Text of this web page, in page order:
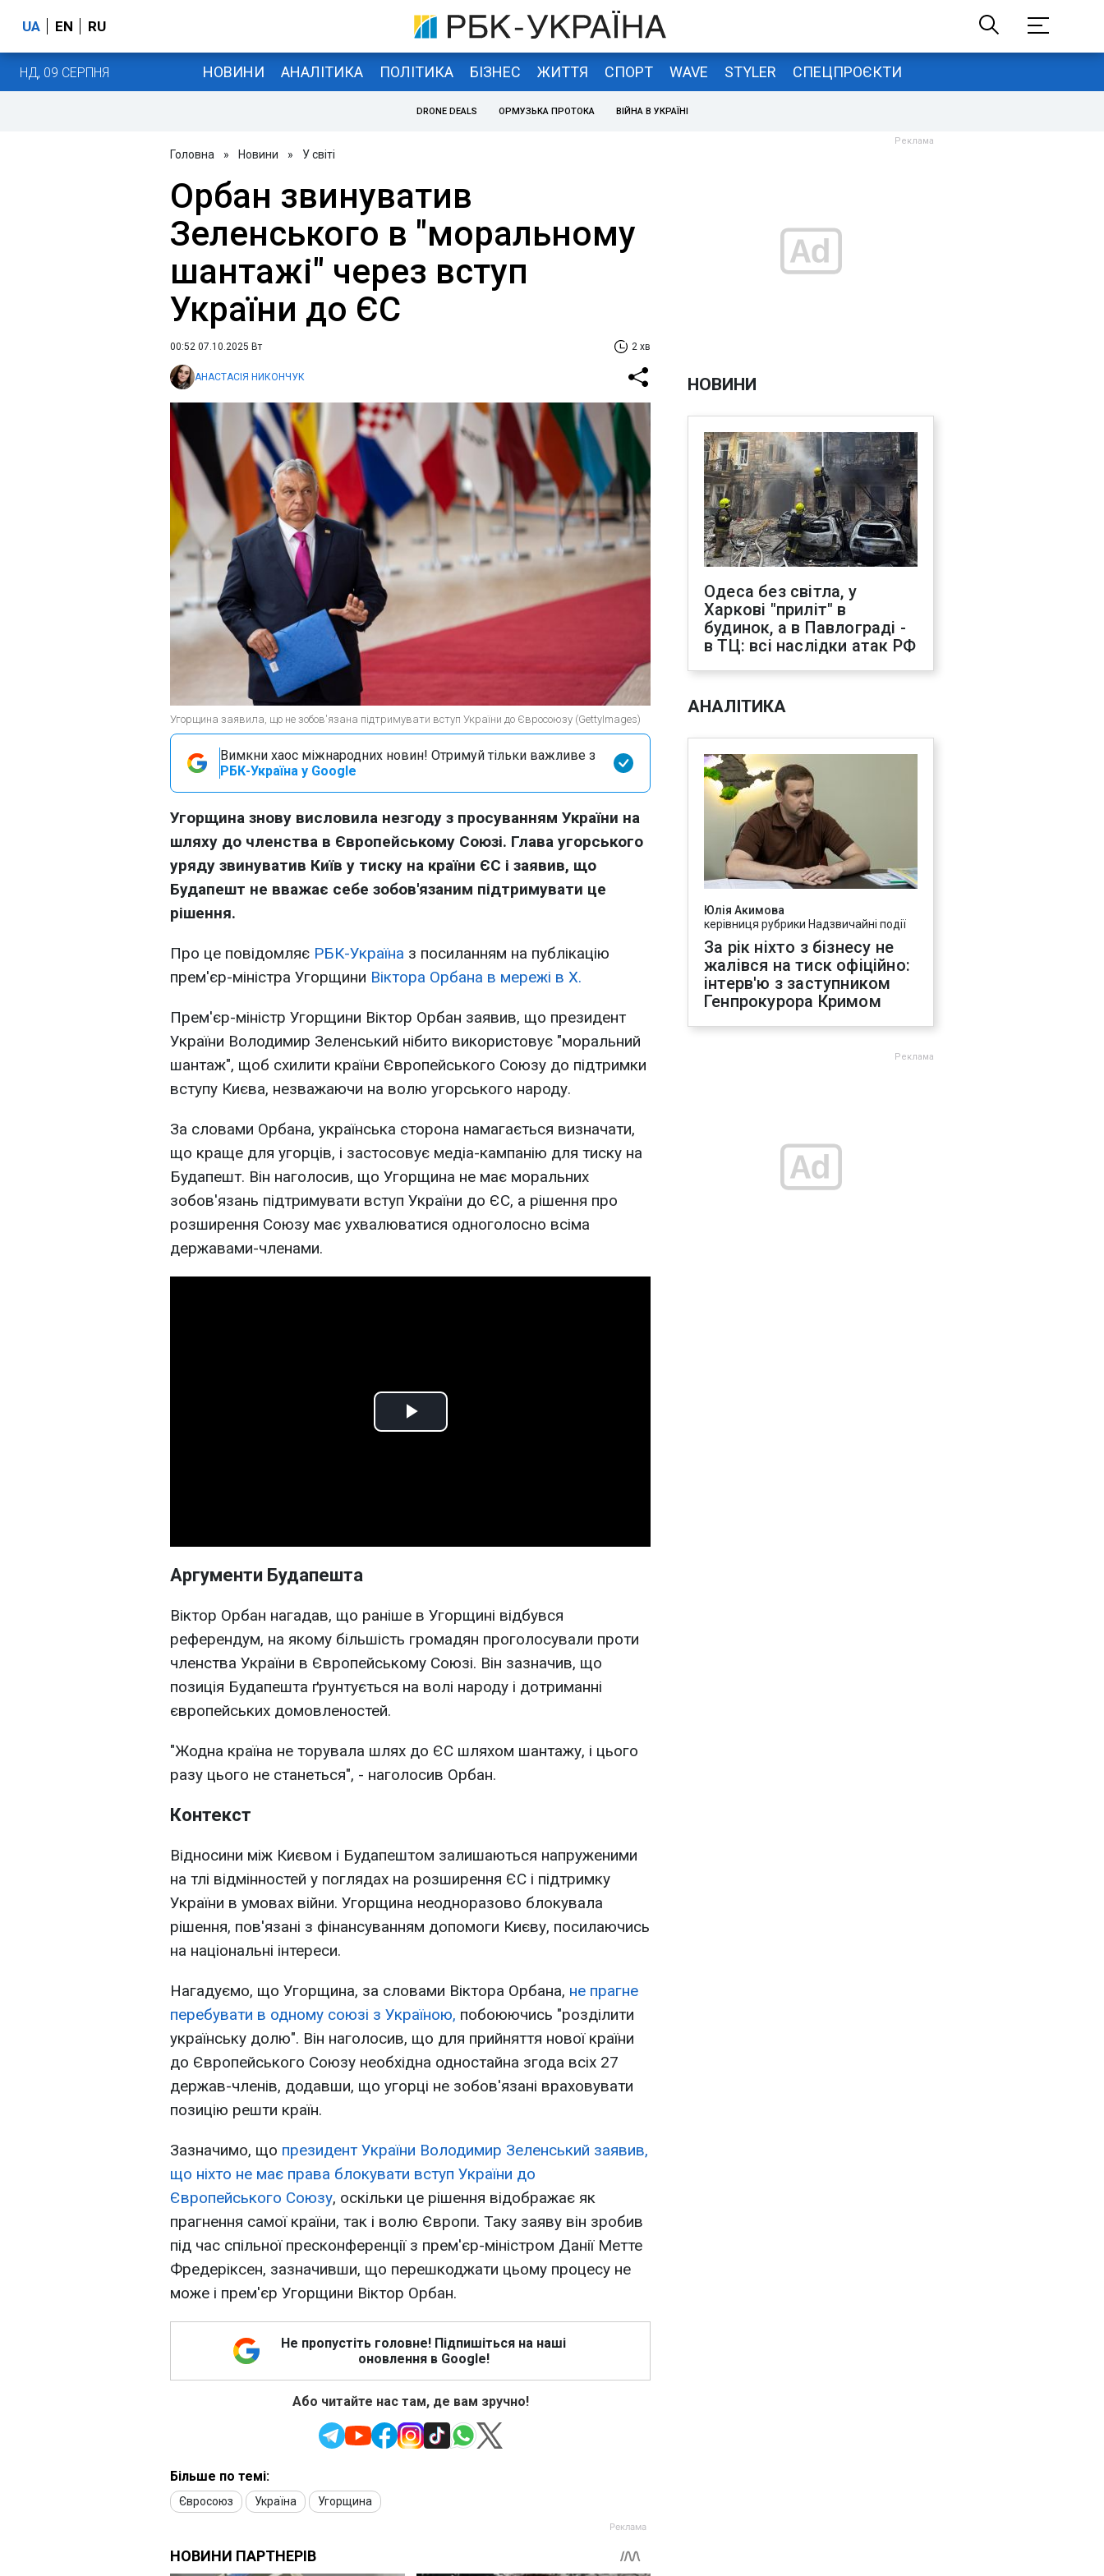
UA EN RU
НД, 09 СЕРПНЯ НОВИНИ АНАЛІТИКА ПОЛІТИКА БІЗНЕС ЖИТТЯ СПОРТ WAVE STYLER СПЕЦПРОЄКТИ
DRONE DEALS ОРМУЗЬКА ПРОТОКА ВІЙНА В УКРАЇНІ
Головна » Новини » У світі
Орбан звинуватив
Зеленського в "моральному
шантажі" через вступ
України до ЄС
00:52 07.10.2025 Вт 2 хв
АНАСТАСІЯ НИКОНЧУК
Угорщина заявила, що не зобов'язана підтримувати вступ України до Євросоюзу (GettyImages)
Вимкни хаос міжнародних новин! Отримуй тільки важливе з
РБК-Україна у Google
Угорщина знову висловила незгоду з просуванням України на
шляху до членства в Європейському Союзі. Глава угорського
уряду звинуватив Київ у тиску на країни ЄС і заявив, що
Будапешт не вважає себе зобов'язаним підтримувати це
рішення.
Про це повідомляє РБК-Україна з посиланням на публікацію
прем'єр-міністра Угорщини Віктора Орбана в мережі в Х.
Прем'єр-міністр Угорщини Віктор Орбан заявив, що президент
України Володимир Зеленський нібито використовує "моральний
шантаж", щоб схилити країни Європейського Союзу до підтримки
вступу Києва, незважаючи на волю угорського народу.
За словами Орбана, українська сторона намагається визначати,
що краще для угорців, і застосовує медіа-кампанію для тиску на
Будапешт. Він наголосив, що Угорщина не має моральних
зобов'язань підтримувати вступ України до ЄС, а рішення про
розширення Союзу має ухвалюватися одноголосно всіма
державами-членами.
Play
Аргументи Будапешта
Віктор Орбан нагадав, що раніше в Угорщині відбувся
референдум, на якому більшість громадян проголосували проти
членства України в Європейському Союзі. Він зазначив, що
позиція Будапешта ґрунтується на волі народу і дотриманні
європейських домовленостей.
"Жодна країна не торувала шлях до ЄС шляхом шантажу, і цього
разу цього не станеться", - наголосив Орбан.
Контекст
Відносини між Києвом і Будапештом залишаються напруженими
на тлі відмінностей у поглядах на розширення ЄС і підтримку
України в умовах війни. Угорщина неодноразово блокувала
рішення, пов'язані з фінансуванням допомоги Києву, посилаючись
на національні інтереси.
Нагадуємо, що Угорщина, за словами Віктора Орбана, не прагне
перебувати в одному союзі з Україною, побоюючись "розділити
українську долю". Він наголосив, що для прийняття нової країни
до Європейського Союзу необхідна одностайна згода всіх 27
держав-членів, додавши, що угорці не зобов'язані враховувати
позицію решти країн.
Зазначимо, що президент України Володимир Зеленський заявив,
що ніхто не має права блокувати вступ України до
Європейського Союзу, оскільки це рішення відображає як
прагнення самої країни, так і волю Європи. Таку заяву він зробив
під час спільної пресконференції з прем'єр-міністром Данії Метте
Фредеріксен, зазначивши, що перешкоджати цьому процесу не
може і прем'єр Угорщини Віктор Орбан.
Не пропустіть головне! Підпишіться на наші
оновлення в Google!
Або читайте нас там, де вам зручно!
Більше по темі:
Євросоюз Україна Угорщина
НОВИНИ
Одеса без світла, у
Харкові "приліт" в
будинок, а в Павлограді -
в ТЦ: всі наслідки атак РФ
АНАЛІТИКА
Юлія Акимова
керівниця рубрики Надзвичайні події
За рік ніхто з бізнесу не
жалівся на тиск офіційно:
інтерв'ю з заступником
Генпрокурора Кримом